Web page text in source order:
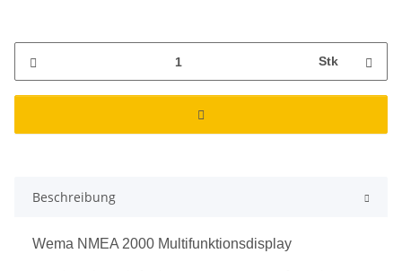
Stk
Beschreibung
Wema NMEA 2000 Multifunktionsdisplay